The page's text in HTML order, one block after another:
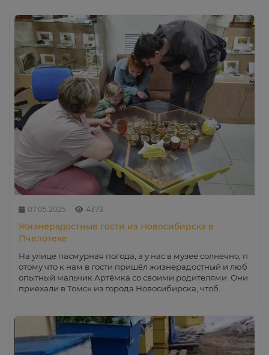
07.05.2025 4373
Жизнерадостные гости из Новосибирска в
Пчелотеке
На улице пасмурная погода, а у нас в музее солнечно, п
отому что к нам в гости пришёл жизнерадостный и люб
опытный мальчик Артёмка со своими родителями. Они
приехали в Томск из города Новосибирска, чтоб..